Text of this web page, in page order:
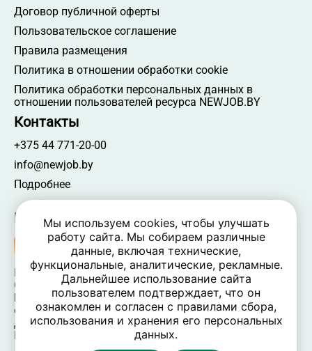
Договор публичной оферты
Пользовательское соглашение
Правила размещения
Политика в отношении обработки cookie
Политика обработки персональных данных в
отношении пользователей ресурса NEWJOB.BY
Контакты
+375 44 771-20-00
info@newjob.by
Подробнее
Мы в соцсетях
NEWJOB.BY 🐝 2024 - 2026 | Все права защищены
ООО «Атамантия» | УНП 693331617
Беларусь, Минская обл., Минский р-н, Новодворский
c/c,
дом 40/2, оф. 52, р-н д. Большое Стиклево, 223060
Время работы: пн-пт 09:00-17:30, вых. — сб, вс
Мы используем cookies, чтобы улучшать
работу сайта. Мы собираем различные
данные, включая технические,
функциональные, аналитические, рекламные.
Дальнейшее использование сайта
пользователем подтверждает, что он
ознакомлен и согласен с правилами сбора,
использования и хранения его персональных
данных.